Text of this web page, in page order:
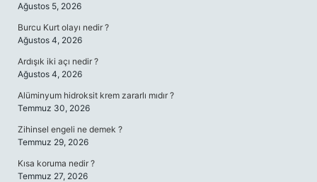
Ağustos 5, 2026
Burcu Kurt olayı nedir ?
Ağustos 4, 2026
Ardışık iki açı nedir ?
Ağustos 4, 2026
Alüminyum hidroksit krem zararlı mıdır ?
Temmuz 30, 2026
Zihinsel engeli ne demek ?
Temmuz 29, 2026
Kısa koruma nedir ?
Temmuz 27, 2026